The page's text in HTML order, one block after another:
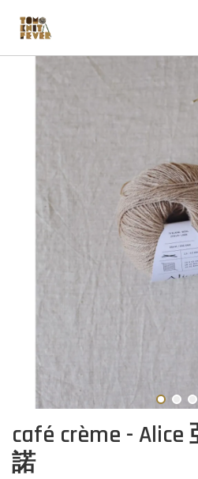
café crème -
諾